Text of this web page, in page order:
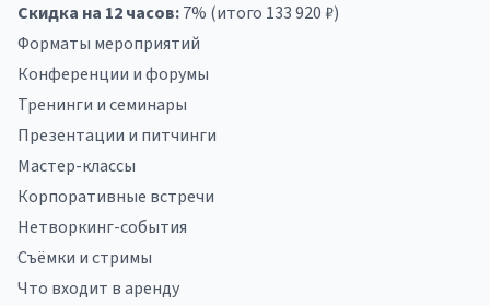
Скидка на 12 часов:7% (итого 133 920 ₽)
Форматы мероприятий
Конференции и форумы
Тренинги и семинары
Презентации и питчинги
Мастер-классы
Корпоративные встречи
Нетворкинг-события
Съёмки и стримы
Что входит в аренду